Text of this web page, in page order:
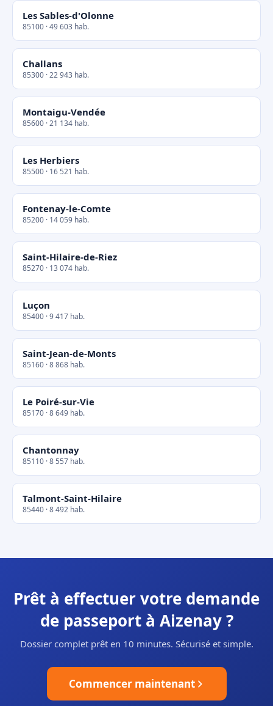
Les Sables-d'Olonne
85100 · 49 603 hab.
Challans
85300 · 22 943 hab.
Montaigu-Vendée
85600 · 21 134 hab.
Les Herbiers
85500 · 16 521 hab.
Fontenay-le-Comte
85200 · 14 059 hab.
Saint-Hilaire-de-Riez
85270 · 13 074 hab.
Luçon
85400 · 9 417 hab.
Saint-Jean-de-Monts
85160 · 8 868 hab.
Le Poiré-sur-Vie
85170 · 8 649 hab.
Chantonnay
85110 · 8 557 hab.
Talmont-Saint-Hilaire
85440 · 8 492 hab.
Prêt à effectuer votre demande
de passeport à Aizenay ?
Dossier complet prêt en 10 minutes. Sécurisé et simple.
Commencer maintenant